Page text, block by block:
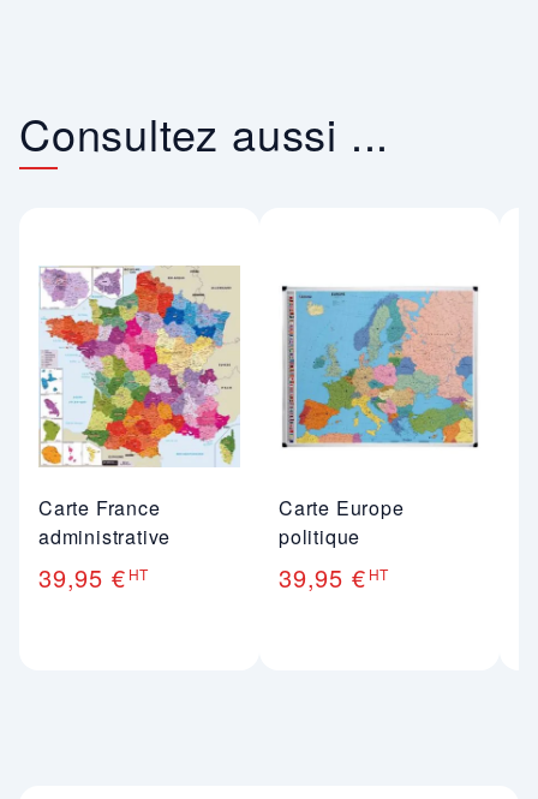
Consultez aussi ...
Carte France
administrative
39,95 € HT
Carte Europe
politique
39,95 € HT